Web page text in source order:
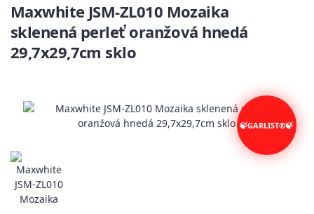
Maxwhite JSM-ZL010 Mozaika
sklenená perleť oranžová hnedá
29,7x29,7cm sklo